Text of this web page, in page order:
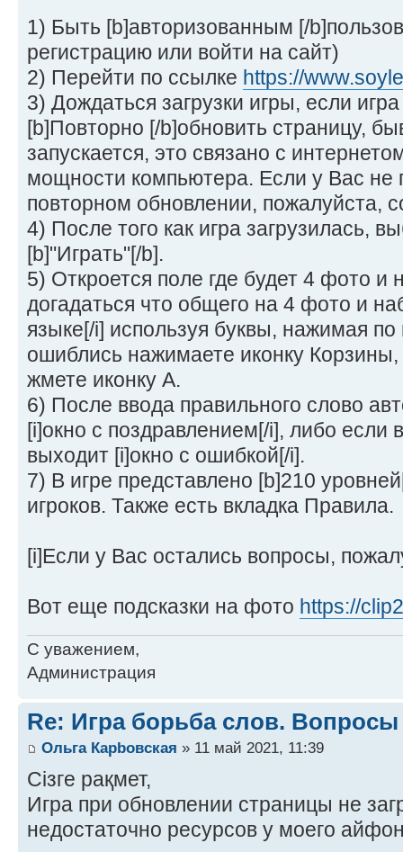
1) Быть [b]авторизованным [/
регистрацию или войти на сайт)
2) Перейти по ссылке https://
3) Дождаться загрузки игры, если
[b]Повторно [/b]обновить страницу,
запускается, это связано с
мощности компьютера. Если у Вас не
повторном обновлении, пожалуйста,
4) После того как игра загрузилась,
[b]"Играть"[/b].
5) Откроется поле где будет 4 фото и
догадаться что общего на 4 фото и
языке[/i] используя буквы, нажимая по
ошиблись нажимаете иконку
жмете иконку А.
6) После ввода правильного слово
[i]окно с поздравлением[/i], либо если
выходит [i]окно с ошибкой[/i].
7) В игре представлено [b]210
игроков. Также есть вкладка Правила.
[i]Если у Вас остались вопросы,
Вот еще подсказки на фото https://
С уважением,
Администрация
Re: Игра борьба слов.
Ольга Карbовская » 11 май 2021, 11:39
Сізге рақмет,
Игра при обновлении страницы не
недостаточно ресурсов у моего